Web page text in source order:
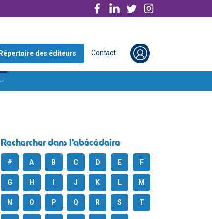
Répertoire des éditeurs Contact
Rechercher dans l'abécédaire
# A B C D E F
G H J K L M
N O P Q R S T